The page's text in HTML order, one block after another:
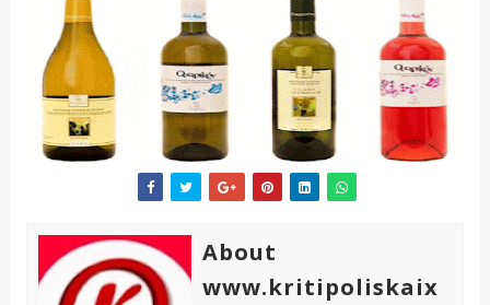
About
www.kritipoliskaix